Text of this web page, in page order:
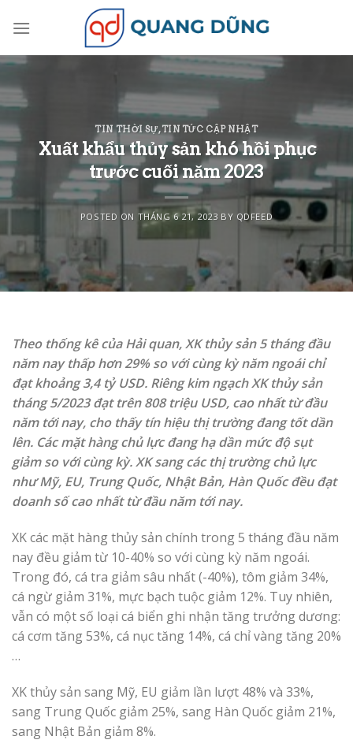
TIN THỜI SỰ,TIN TỨC CẬP NHẬT
Xuất khẩu thủy sản khó hồi phục
trước cuối năm 2023
POSTED ON THÁNG 6 21, 2023 BY QDFEED
Theo thống kê của Hải quan, XK thủy sản 5 tháng đầu
năm nay thấp hơn 29% so với cùng kỳ năm ngoái chỉ
đạt khoảng 3,4 tỷ USD. Riêng kim ngạch XK thủy sản
tháng 5/2023 đạt trên 808 triệu USD, cao nhất từ đầu
năm tới nay, cho thấy tín hiệu thị trường đang tốt dần
lên. Các mặt hàng chủ lực đang hạ dần mức độ sụt
giảm so với cùng kỳ. XK sang các thị trường chủ lực
như Mỹ, EU, Trung Quốc, Nhật Bản, Hàn Quốc đều đạt
doanh số cao nhất từ đầu năm tới nay.
XK các mặt hàng thủy sản chính trong 5 tháng đầu năm
nay đều giảm từ 10-40% so với cùng kỳ năm ngoái.
Trong đó, cá tra giảm sâu nhất (-40%), tôm giảm 34%,
cá ngừ giảm 31%, mực bạch tuộc giảm 12%. Tuy nhiên,
vẫn có một số loại cá biển ghi nhận tăng trưởng dương:
cá cơm tăng 53%, cá nục tăng 14%, cá chỉ vàng tăng 20%
…
XK thủy sản sang Mỹ, EU giảm lần lượt 48% và 33%,
sang Trung Quốc giảm 25%, sang Hàn Quốc giảm 21%,
sang Nhật Bản giảm 8%.